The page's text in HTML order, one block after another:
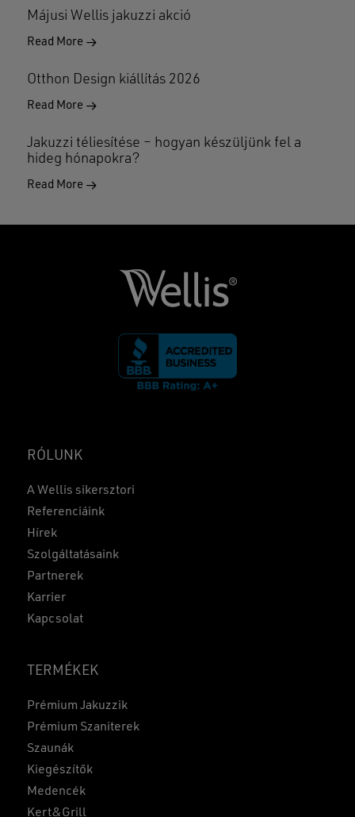
Májusi Wellis jakuzzi akció
Read More
Otthon Design kiállítás 2026
Read More
Jakuzzi téliesítése – hogyan készüljünk fel a
hideg hónapokra?
Read More
RÓLUNK
A Wellis sikersztori
Referenciáink
Hírek
Szolgáltatásaink
Partnerek
Karrier
Kapcsolat
TERMÉKEK
Prémium Jakuzzik
Prémium Szaniterek
Szaunák
Kiegészítők
Medencék
Kert&Grill